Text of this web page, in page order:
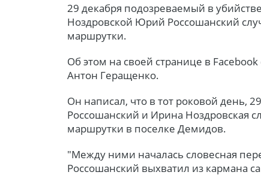
29 декабря подозреваемый в
Ноздровской Юрий Россошанский
маршрутки.
Об этом на своей странице в
Антон Геращенко.
Он написал, что в тот роковой день,
Россошанский и Ирина Ноздровская
маршрутки в поселке Демидов.
"Между ними началась словесная
Россошанский выхватил из кармана